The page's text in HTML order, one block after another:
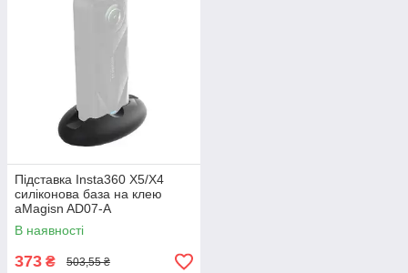
Підставка Insta360 X5/X4
силіконова база на клею
aMagisn AD07-A
В наявності
373 ₴ 503,55 ₴